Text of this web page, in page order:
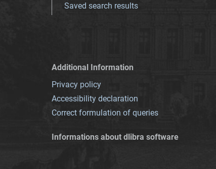
Saved search results
Additional Information
Privacy policy
Accessibility declaration
Correct formulation of queries
Informations about dlibra software